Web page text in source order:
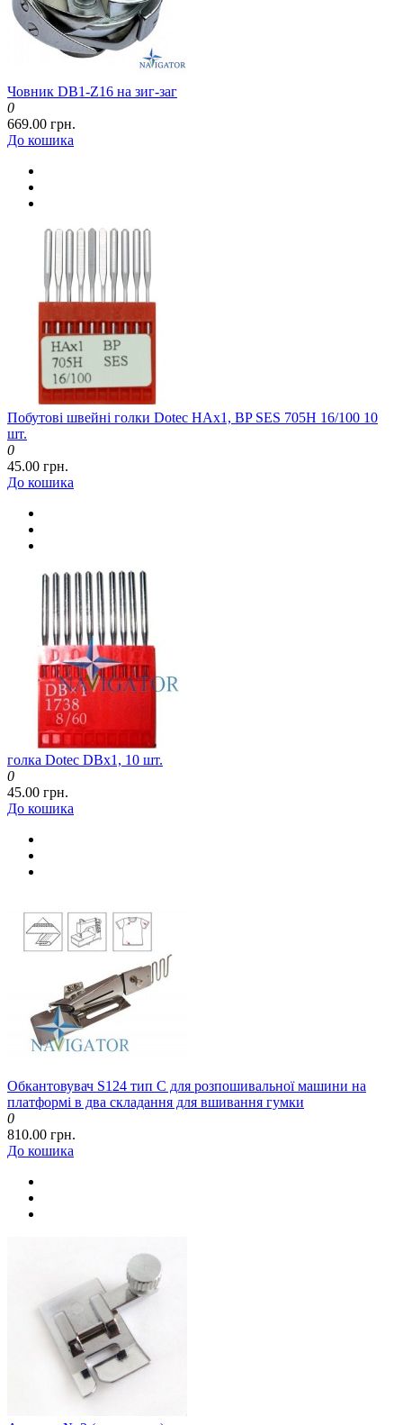
Човник DB1-Z16 на зиг-заг
0
669.00 грн.
До кошика
Побутові швейні голки Dotec HAx1, BP SES 705H 16/100 10
шт.
0
45.00 грн.
До кошика
голка Dotec DBx1, 10 шт.
0
45.00 грн.
До кошика
Обкантовувач S124 тип C для розпошивальної машини на
платформі в два складання для вшивання гумки
0
810.00 грн.
До кошика